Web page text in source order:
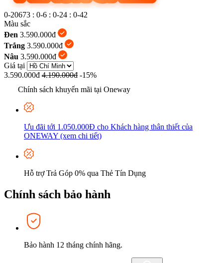
0-20673 : 0-6 : 0-24 : 0-43
Màu sắc
Đen 3.590.000đ
Trắng 3.590.000đ
Nâu 3.590.000đ
Giá tại
3.590.000đ 4.190.000đ -15%
Chính sách khuyến mãi tại Oneway
Ưu đãi tới 1.050.000Đ cho Khách hàng thân thiết của
ONEWAY (xem chi tiết)
Hỗ trợ Trả Góp 0% qua Thẻ Tín Dụng
Chính sách bảo hành
Bảo hành 12 tháng chính hãng.